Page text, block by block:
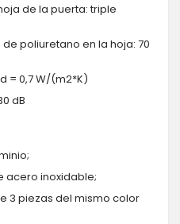
de la puerta: triple
poliuretano en la hoja: 70
= 0,7 W/(m2*K)
dB
acero inoxidable;
3 piezas del mismo color